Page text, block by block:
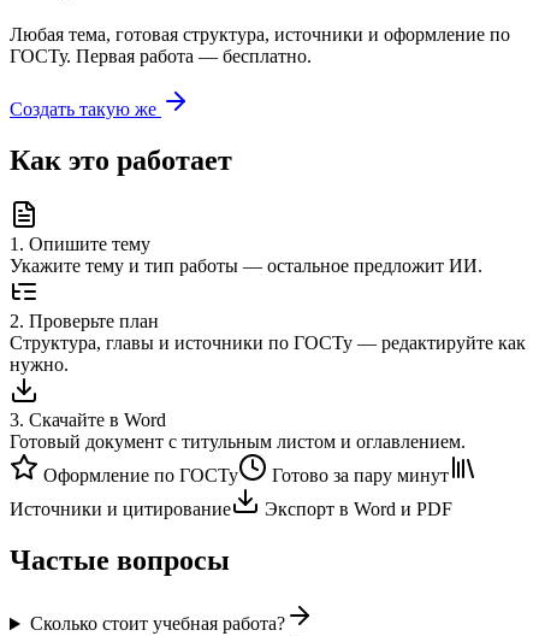
Любая тема, готовая структура, источники и оформление по
ГОСТу. Первая работа — бесплатно.
Создать такую же
Как это работает
1. Опишите тему
Укажите тему и тип работы — остальное предложит ИИ.
2. Проверьте план
Структура, главы и источники по ГОСТу — редактируйте как
нужно.
3. Скачайте в Word
Готовый документ с титульным листом и оглавлением.
Оформление по ГОСТу
Готово за пару минут
Источники и цитирование
Экспорт в Word и PDF
Частые вопросы
Сколько стоит учебная работа?